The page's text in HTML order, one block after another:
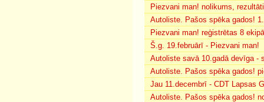
Piezvani man! nolikums,
Autoliste. Pašos spēka gados!
Piezvani man! reģistrētas 8
Š.g. 19.februārī - Piezvani man!
Autoliste savā 10.gadā devīga -
Autoliste. Pašos spēka gados!
Jau 11.decembrī - CDT Lapsas
Autoliste. Pašos spēka gados!